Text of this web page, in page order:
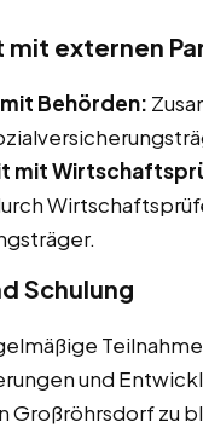
externen
Behörden:
mit
Schulung
und
Großröhrsdorf zu